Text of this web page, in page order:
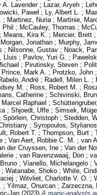
A. Lavender; Lazar, Aryeh ;
Paweł ; Ly, Albert L. ;
; Martinez, Nuria ; Martinie,
Phil ; McCauley, Thomas ;
; Means, Kira K. ; Mercier, Brett ;
Morgan, Jonathan ; Murphy,
; Nilsonne, Gustav ; Noack,
Lluis ; Pavlov, Yuri G. ;
; Pirutinsky, Steven ;
Prince, Mark A. ; Protzko, John ;
André ; Radell, Milen L. ;
M. ; Ross, Robert M. ;
Catherine ; Schivinski,
Raphael ;
; Shjoedt, Uffe ; Simsek, Müge
; Spörlein, Christoph ; Stedden,
; Syropoulos, Stylianos
Robert T. ; Thompson, Burt ;
; Van Aert, Robbie C. M. ; van
der Cruyssen, Ine ; Van der
; van Ravenzwaaij, Don ;
; Vianello, Michelangelo ;
; Watanabe, Shoko ; White,
; Witvliet, Charlotte V. O. ;
; Yilmaz, Onurcan ; Zarzeczna,
Jan (2023) A many-analysts